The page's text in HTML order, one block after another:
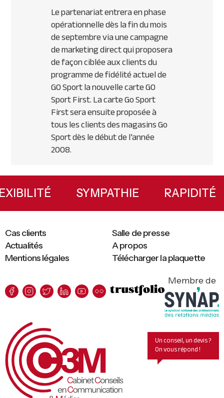
Le partenariat entrera en phase
opérationnelle dès la fin du mois
de septembre via une campagne
de marketing direct qui proposera
de façon ciblée aux clients du
programme de fidélité actuel de
GO Sport la nouvelle carte GO
Sport First. La carte Go Sport
First sera ensuite proposée à
tous les clients des magasins Go
Sport dès le début de l’année
2008.
Primary
Sidebar
FLEXIBILITÉ SYMPATHIE
Mentions légales Télécharger la plaquette
Cas clients
Salle de presse
Actualités
A propos
Membre de
Un conseil, un devis ?
On vous répond !